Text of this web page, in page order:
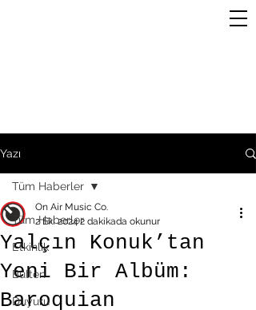
Yazı
Tüm Haberler
Etkinlik
Bülten
Duyuru
Tüm Haberler
Yalçın Konuk’tan
Yeni Bir Albüm:
Baroquian
On Air Music Co.
2 Eki 20242 dakikada okunur